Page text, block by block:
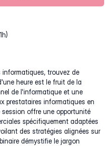
trouvez de
heure est le fruit de la
de l'informatique et une
prestataires informatiques en
offre une opportunité
spécifiquement adaptées
des stratégies alignées sur
démystifie le jargon